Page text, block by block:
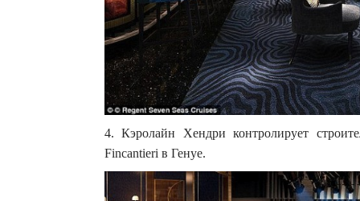
4. Кэролайн Хендри контролирует
Fincantieri в Генуе.